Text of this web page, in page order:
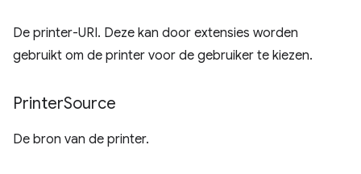
De printer-URI. Deze kan door extensies worden
gebruikt om de printer voor de gebruiker te kiezen.
PrinterSource
De bron van de printer.